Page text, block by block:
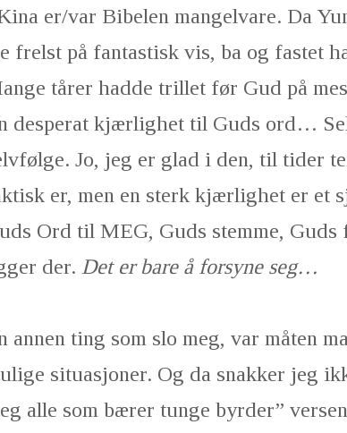
er/var Bibelen mangelvare. Da
frelst på fantastisk vis, ba og fastet
tårer hadde trillet før Gud på
desperat kjærlighet til Guds ord…
Jo, jeg er glad i den, til tider
er, men en sterk kjærlighet er et
Ord til MEG, Guds stemme, Guds
der. Det er bare å forsyne seg…
annen ting som slo meg, var måten
situasjoner. Og da snakker jeg
alle som bærer tunge byrder”